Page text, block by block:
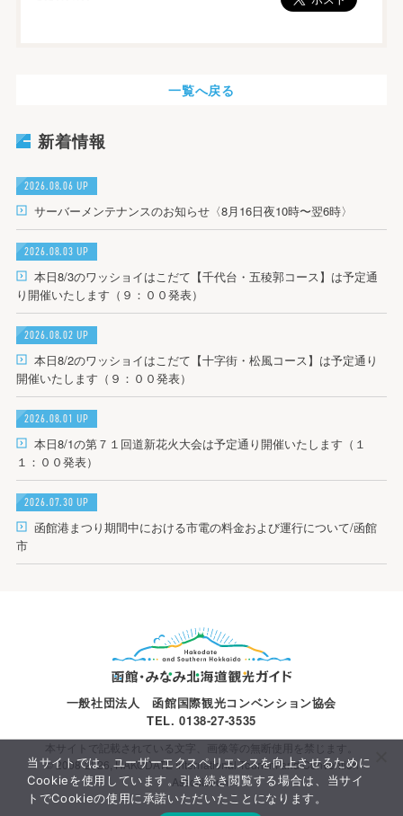
一覧へ戻る
新着情報
2026.08.06 UP
サーバーメンテナンスのお知らせ〈8月16日夜10時〜翌6時〉
2026.08.03 UP
本日8/3のワッショイはこだて【千代台・五稜郭コース】は予定通
り開催いたします（９：００発表）
2026.08.02 UP
本日8/2のワッショイはこだて【十字街・松風コース】は予定通り
開催いたします（９：００発表）
2026.08.01 UP
本日8/1の第７１回道新花火大会は予定通り開催いたします（１
１：００発表）
2026.07.30 UP
函館港まつり期間中における市電の料金および運行について/函館
市
一般社団法人 函館国際観光コンベンション協会
TEL. 0138-27-3535
本サイトで記載されている文字、画像等の無断使用を禁じます。
© 2008-2026, HAKODATE International Tourism and Convention
Association.
当サイトでは、ユーザーエクスペリエンスを向上させるために
Cookieを使用しています。引き続き閲覧する場合は、当サイ
トでCookieの使用に承諾いただいたことになります。